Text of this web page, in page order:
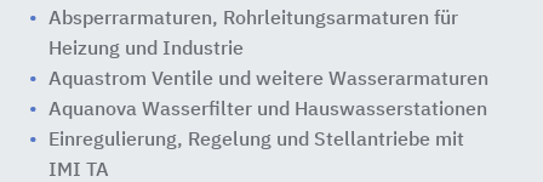
Absperrarmaturen, Rohrleitungsarmaturen für
Heizung und Industrie
Aquastrom Ventile und weitere Wasserarmaturen
Aquanova Wasserfilter und Hauswasserstationen
Einregulierung, Regelung und Stellantriebe mit
IMI TA